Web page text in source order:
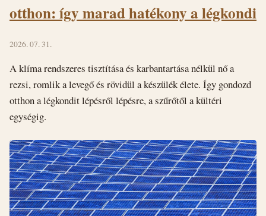
otthon: így marad hatékony a légkondi
2026. 07. 31.
A klíma rendszeres tisztítása és karbantartása nélkül nő a
rezsi, romlik a levegő és rövidül a készülék élete. Így gondozd
otthon a légkondit lépésről lépésre, a szűrőtől a kültéri
egységig.